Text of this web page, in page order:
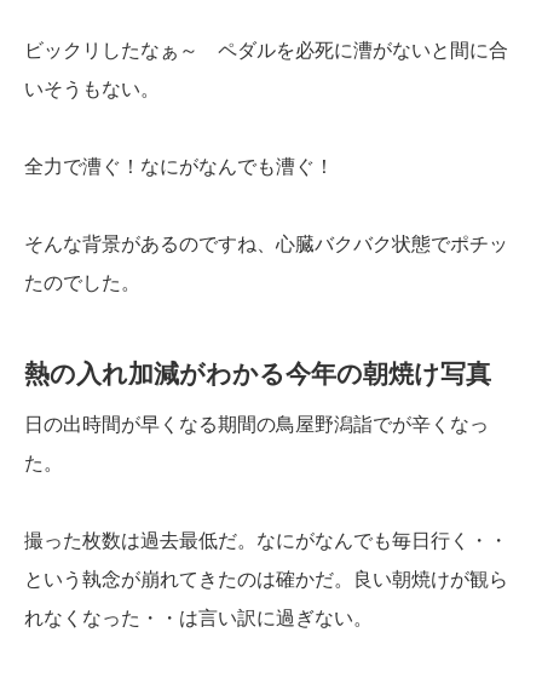
ビックリしたなぁ～ ペダルを必死に漕がないと間に合
いそうもない。
全力で漕ぐ！なにがなんでも漕ぐ！
そんな背景があるのですね、心臓バクバク状態でポチッ
たのでした。
熱の入れ加減がわかる今年の朝焼け写真
日の出時間が早くなる期間の鳥屋野潟詣でが辛くなっ
た。
撮った枚数は過去最低だ。なにがなんでも毎日行く・・
という執念が崩れてきたのは確かだ。良い朝焼けが観ら
れなくなった・・は言い訳に過ぎない。